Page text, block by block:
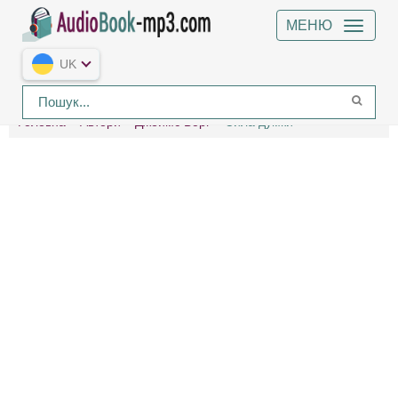
МЕНЮ
UK
Головна Автори Джеймс Борг Сила думки